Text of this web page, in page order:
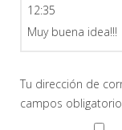
12:35
Muy buena idea!!!
Tu dirección de
campos